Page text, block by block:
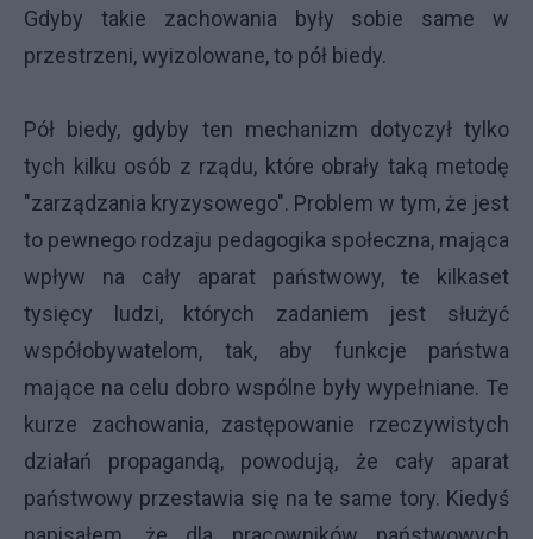
Gdyby takie zachowania były sobie same w
przestrzeni, wyizolowane, to pół biedy.
Pół biedy, gdyby ten mechanizm dotyczył tylko
tych kilku osób z rządu, które obrały taką metodę
"zarządzania kryzysowego". Problem w tym, że jest
to pewnego rodzaju pedagogika społeczna, mająca
wpływ na cały aparat państwowy, te kilkaset
tysięcy ludzi, których zadaniem jest służyć
współobywatelom, tak, aby funkcje państwa
mające na celu dobro wspólne były wypełniane. Te
kurze zachowania, zastępowanie rzeczywistych
działań propagandą, powodują, że cały aparat
państwowy przestawia się na te same tory. Kiedyś